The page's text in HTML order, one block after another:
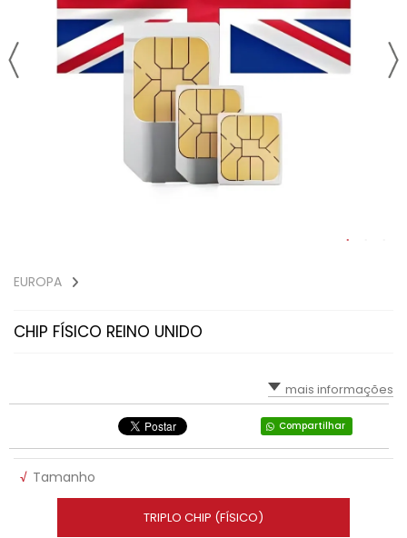
EUROPA
CHIP FÍSICO REINO UNIDO
mais informações
Compartilhar
√ Tamanho
TRIPLO CHIP (FÍSICO)